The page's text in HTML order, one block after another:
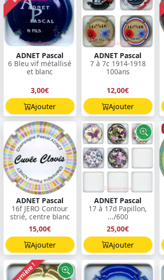
ADNET Pascal
6 Bleu vif métallisé
et blanc
3,00€
Ajouter
ADNET Pascal
7 à 7c 1914-1918
100ans
12,00€
Ajouter
ADNET Pascal
16f JERO Contour
strié, centre blanc
15,00€
Ajouter
ADNET Pascal
17 à 17d Papillon,
.../600
25,00€
Ajouter
Dernière !